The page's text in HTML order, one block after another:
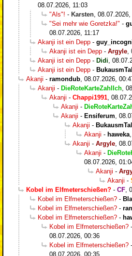
08.07.2026, 11:03
"Als"! - Karsten
"Sei mehr wie Goretzka!" -
08.07.2026, 11:17
Akanji ist ein Depp -
Akanji ist ein Depp - Argyle
Akanji ist ein Depp - Didi
Akanji ist ein Depp - BukausmTal
Akanji - ramondub 08.07.2026,
Akanji - DieRoteKarteZahlIch
Akanji - Chappi1991
Akanji -
Akanji - Ensiferum
Akanji - BukausmTal
Akanji - haweka
Akanji - Argyle
Akanji -
08.07.2026,
Akanji -
Akanji -
Kobel im Elfmeterschießen? - CF
Kobel im Elfmeterschießen? -
Kobel im Elfmeterschießen? -
Kobel im Elfmeterschießen? -
Kobel im Elfmeterschießen? -
08.07.2026, 00:36
Kobel im Elfmeterschießen? -
08.07.2026, 00:35